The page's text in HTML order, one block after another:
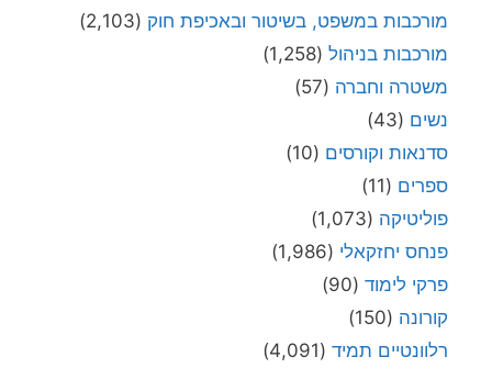
מורכבות במשפט, בשיטור ובאכיפת חוק (2,103)
מורכבות בניהול (1,258)
משטרה וחברה (57)
נשים (43)
סדנאות וקורסים (10)
ספרים (11)
פוליטיקה (1,073)
פנחס יחזקאלי (1,986)
פרקי לימוד (90)
קורונה (150)
רלוונטיים תמיד (4,091)